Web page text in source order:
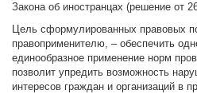
Закона об иностранцах (решение от
Цель сформулированных правовых
правоприменителю, – обеспечить
единообразное применение норм
позволит упредить возможность
интересов граждан и организаций в